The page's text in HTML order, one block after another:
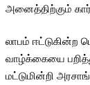
அனைத்திற்கும்
லாபம் ஈட்டுகின்ற
வாழ்க்கையை
மட்டுமின்றி